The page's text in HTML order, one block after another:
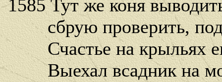
1585 Тут же коня
сбрую проверить,
Счастье на крыльях
Выехал всадник на